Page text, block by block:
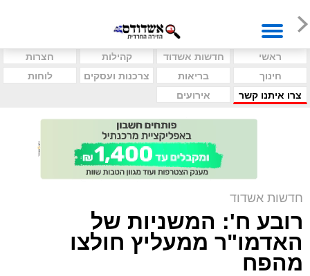
ראשי חדשות אשדוד קהילות
חצרות
חינוך
בריאות צרכנות ועסקים
לוחות
צרו איתנו קשר
אירועים
חדשות אשדוד
רובע ח': המשניות של
האדמו"ר ממעליץ חולצו
מהפח